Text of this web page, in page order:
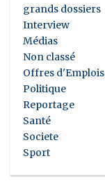
grands dossiers
Interview
Médias
Non classé
Offres d'Emplois
Politique
Reportage
Santé
Societe
Sport